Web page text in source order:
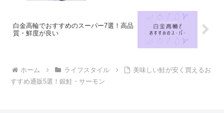
白金高輪でおすすめのスーパー7選！高品
質・鮮度が良い
ホーム ライフスタイル
美味しい鮭が安く買えるお
すすめ通販5選！銀鮭・サーモン